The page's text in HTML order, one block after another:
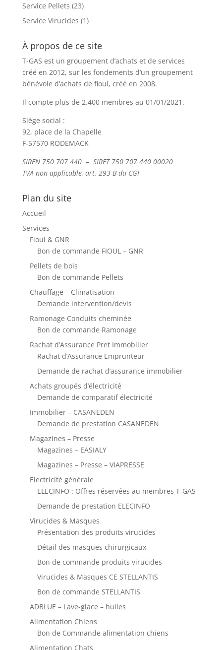
Service Pellets (23)
Service Virucides (1)
À propos de ce site
T-GAS est un groupement d’achats et de services
créé en 2012, sur les fondements d’un groupement
bénévole d’achats de fioul, créé en 2008.
Il compte plus de 2.400 membres au 01/01/2021.
Siège social :
92, place de la Chapelle
F-57570 RODEMACK
SIREN 750 707 440 – SIRET 750 707 440 00020
TVA non applicable, art. 293 B du CGI
Plan du site
Accueil
Services
Fioul & GNR
Bon de commande FIOUL – GNR
Pellets de bois
Bon de commande Pellets
Chauffage – Climatisation
Demande intervention/devis
Ramonage Conduits cheminée
Bon de commande Ramonage
Rachat d’Assurance Pret Immobilier
Rachat d’Assurance Emprunteur
Demande de rachat d’assurance immobilier
Achats groupés d’électricité
Demande de comparatif électricité
Immobilier – CASANEDEN
Demande de prestation CASANEDEN
Magazines – Presse
Magazines – EASIALY
Magazines – Presse – VIAPRESSE
Electricité générale
ELECINFO : Offres réservées au membres T-GAS
Demande de prestation ELECINFO
Virucides & Masques
Présentation des produits virucides
Détail des masques chirurgicaux
Bon de commande produits virucides
Virucides & Masques CE STELLANTIS
Bon de commande STELLANTIS
ADBLUE – Lave-glace – huiles
Alimentation Chiens
Bon de Commande alimentation chiens
Alimentation Chats